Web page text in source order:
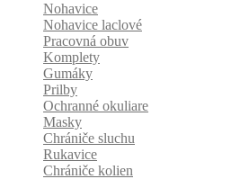
Nohavice
Nohavice laclové
Pracovná obuv
Komplety
Gumáky
Prilby
Ochranné okuliare
Masky
Chrániče sluchu
Rukavice
Chrániče kolien